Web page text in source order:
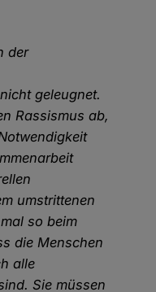
der
geleugnet.
Rassismus ab,
umstrittenen
so beim
die Menschen
alle
Sie müssen